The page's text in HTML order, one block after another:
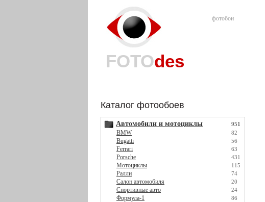
фотобои
FOTOdes
Каталог фотообоев
Автомобили и мотоциклы 951
BMW 82
Bugatti 56
Ferrari 63
Porsche 431
Мотоциклы 115
Ралли 74
Салон автомобиля 20
Спортивные авто 24
Формула-1 86